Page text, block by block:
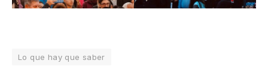
Lo que hay que saber